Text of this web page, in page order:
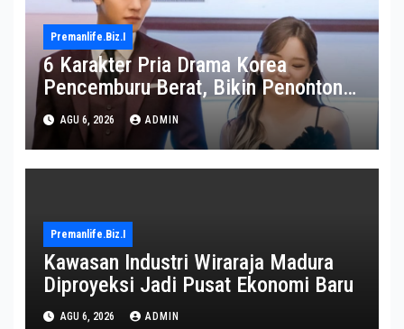
Premanlife.biz.i
6 Karakter Pria Drama Korea
Pencemburu Berat, Bikin Penonton
Gemas
AGU 6, 2026 ADMIN
Premanlife.biz.i
Kawasan Industri Wiraraja Madura
Diproyeksi Jadi Pusat Ekonomi Baru
AGU 6, 2026 ADMIN